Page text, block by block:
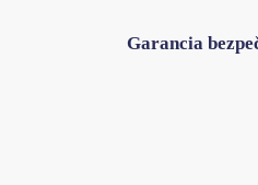
Garancia